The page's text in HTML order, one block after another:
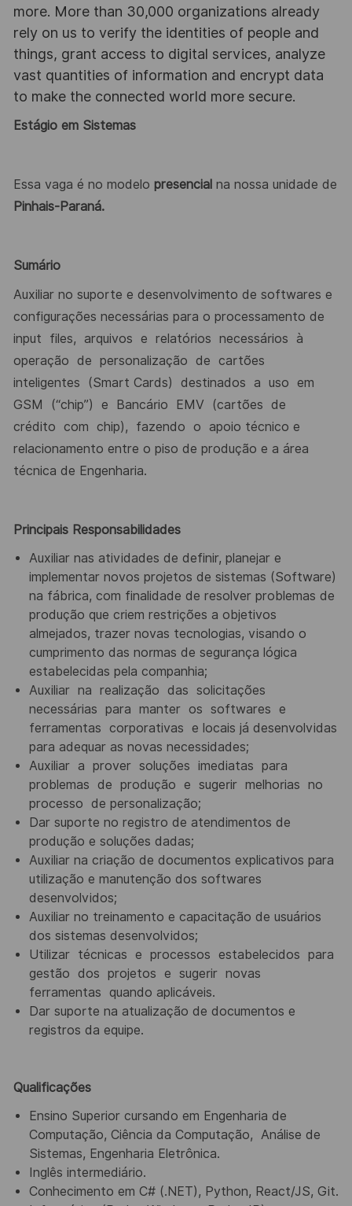
more. More than 30,000 organizations already
rely on us to verify the identities of people and
things, grant access to digital services, analyze
vast quantities of information and encrypt data
to make the connected world more secure.
Estágio em Sistemas
Essa vaga é no modelo presencialna nossa unidade de
Pinhais-Paraná.
Sumário
Auxiliar no suporte e desenvolvimento de softwares e
configurações necessárias para o processamento de
input
files, arquivos e relatórios necessários à
operação de personalização de cartões
inteligentes
(Smart Cards) destinados a uso em
GSM
(“chip”) e Bancário EMV (cartões de
crédito com chip), fazendo o apoio técnico e
relacionamento entre o piso de produção e a área
técnica de Engenharia.
Principais Responsabilidades
Auxiliar nas atividades de definir, planejar e
implementar novos projetos de sistemas (Software)
na fábrica, com finalidade de resolver problemas de
produção que criem restrições a objetivos
almejados, trazer novas tecnologias, visando o
cumprimento das normas de segurança lógica
estabelecidas pela companhia;
Auxiliar na realização das
solicitações
necessárias para manter os softwares e
ferramentas corporativas e locais já desenvolvidas
para adequar as novas necessidades;
Auxiliar a prover soluções imediatas para
problemas de produção e sugerir melhorias no
processo de personalização;
Dar suporte no registro de atendimentos de
produção e soluções dadas;
Auxiliar na criação de documentos explicativos para
utilização e manutenção dos softwares
desenvolvidos;
Auxiliar no treinamento e capacitação de usuários
dos sistemas desenvolvidos;
Utilizar técnicas e processos estabelecidos para
gestão dos projetos e sugerir novas
ferramentas quando aplicáveis.
Dar suporte na atualização de documentos e
registros da equipe.
Qualificações
Ensino Superior cursando em Engenharia de
Computação, Ciência da Computação, Análise de
Sistemas, Engenharia Eletrônica.
Inglês intermediário.
Conhecimento em C# (.NET), Python, React/JS, Git.